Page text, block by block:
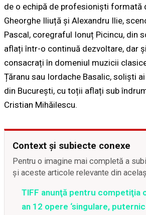
de o echipă de profesioniști formată
Gheorghe Iliuță și Alexandru Ilie,
Pascal, coregraful Ionuț Picincu, din
aflați într-o continuă dezvoltare, dar
consacrați în domeniul muzicii
Țăranu sau Iordache Basalic, soliști
din București, cu toții aflați sub
Cristian Mihăilescu.
Context și subiecte conexe
Pentru o imagine mai completă a
și aceste articole relevante din
TIFF anunţă pentru competiţia
an 12 opere ‘singulare,